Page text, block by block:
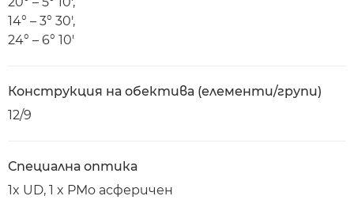
14° – 3° 30',
24° – 6° 10'
Конструкция на обектива (елементи/групи)
12/9
Специална оптика
1x UD, 1 x PMo асферичен